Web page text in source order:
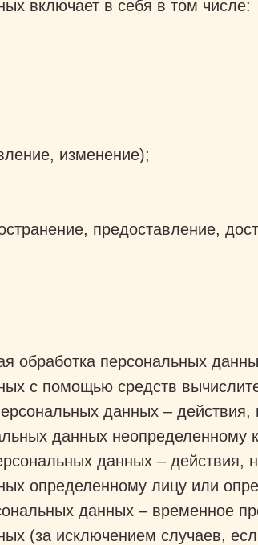
включает в себя в том числе:
изменение);
предоставление,
обработка персональных
с помощью средств
данных –
данных неопределенному
данных – действия,
определенному лицу или
данных – временное
(за исключением случаев,